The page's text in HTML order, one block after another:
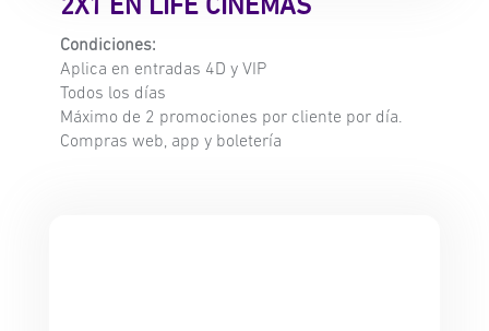
2X1 EN LIFE CINEMAS
Condiciones:
Aplica en entradas 4D y VIP
Todos los días
Máximo de 2 promociones por cliente por día.
Compras web, app y boletería